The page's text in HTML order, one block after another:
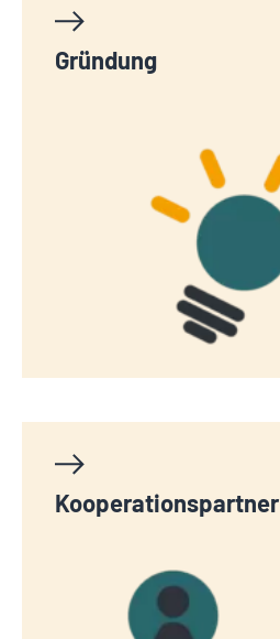
Gründung
Kooperationspartner